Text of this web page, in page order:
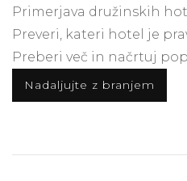
Primerjava družinskih
Preveri, kateri hotel je
Preberi več in načrtuj
Nadaljujte z branjem